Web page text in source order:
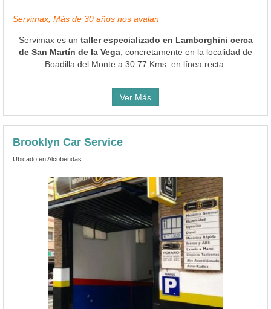
Servimax, Más de 30 años nos avalan
Servimax es un taller especializado en Lamborghini cerca
de San Martín de la Vega , concretamente en la localidad de
Boadilla del Monte a 30.77 Kms. en línea recta.
Ver Más
Brooklyn Car Service
Ubicado en Alcobendas